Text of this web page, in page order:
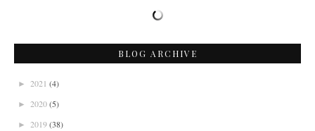
BLOG ARCHIVE
► 2021 (4)
► 2020(5)
► 2019(38)